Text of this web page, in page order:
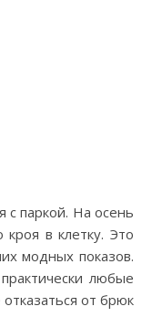
паркой. На осень
в клетку. Это
модных показов.
любые
от брюк